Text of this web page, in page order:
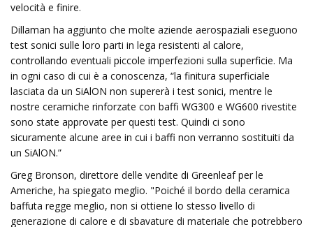
velocità e finire.
Dillaman ha aggiunto che molte aziende aerospaziali eseguono
test sonici sulle loro parti in lega resistenti al calore,
controllando eventuali piccole imperfezioni sulla superficie. Ma
in ogni caso di cui è a conoscenza, “la finitura superficiale
lasciata da un SiAlON non supererà i test sonici, mentre le
nostre ceramiche rinforzate con baffi WG300 e WG600 rivestite
sono state approvate per questi test. Quindi ci sono
sicuramente alcune aree in cui i baffi non verranno sostituiti da
un SiAlON.”
Greg Bronson, direttore delle vendite di Greenleaf per le
Americhe, ha spiegato meglio. "Poiché il bordo della ceramica
baffuta regge meglio, non si ottiene lo stesso livello di
generazione di calore e di sbavature di materiale che potrebbero